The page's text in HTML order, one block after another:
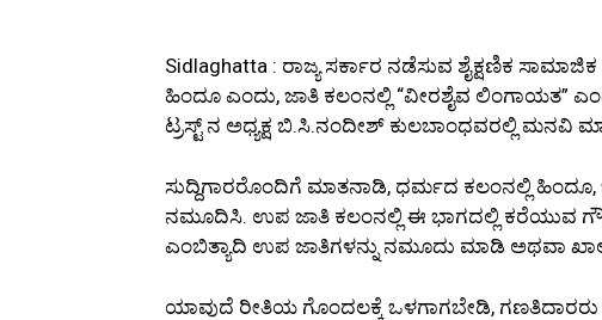
Sidlaghatta : ರಾಜ್ಯ ಸರ್ಕಾರ ನಡೆಸುವ ಶೈಕ್ಷಣಿಕ
ಹಿಂದೂ ಎಂದು, ಜಾತಿ ಕಲಂನಲ್ಲಿ “ವೀರಶೈವ ಲಿಂಗಾಯತ”
ಟ್ರಸ್ಟ್‌ ನ ಅಧ್ಯಕ್ಷ ಬಿ.ಸಿ.ನಂದೀಶ್ ಕುಲಬಾಂಧವರಲ್ಲಿ ಮನವಿ
ಸುದ್ದಿಗಾರರೊಂದಿಗೆ ಮಾತನಾಡಿ, ಧರ್ಮದ ಕಲಂನಲ್ಲಿ ಹಿಂದೂ,
ನಮೂದಿಸಿ. ಉಪ ಜಾತಿ ಕಲಂನಲ್ಲಿ ಈ ಭಾಗದಲ್ಲಿ ಕರೆಯುವ
ಎಂಬಿತ್ಯಾದಿ ಉಪ ಜಾತಿಗಳನ್ನು ನಮೂದು ಮಾಡಿ ಅಥವಾ ಖಾಲಿ
ಯಾವುದೆ ರೀತಿಯ ಗೊಂದಲಕ್ಕೆ ಒಳಗಾಗಬೇಡಿ, ಗಣತಿದಾರರು